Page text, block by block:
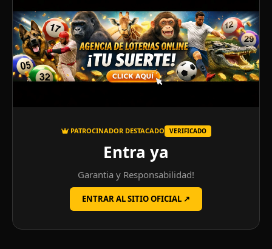
PATROCINADOR DESTACADO VERIFICADO
Entra ya
Garantia y Responsabilidad!
ENTRAR AL SITIO OFICIAL ↗